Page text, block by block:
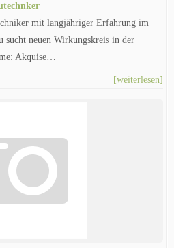
mit langjähriger Erfahrung im
sucht neuen Wirkungskreis in der
Akquise…
[weiterlesen]